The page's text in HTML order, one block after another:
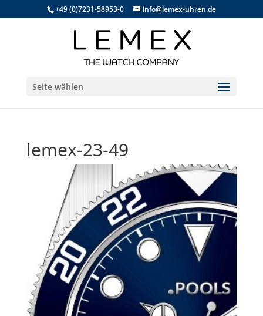
+49 (0)7231-58953-0 info@lemex-uhren.de
Seite wählen
lemex-23-49